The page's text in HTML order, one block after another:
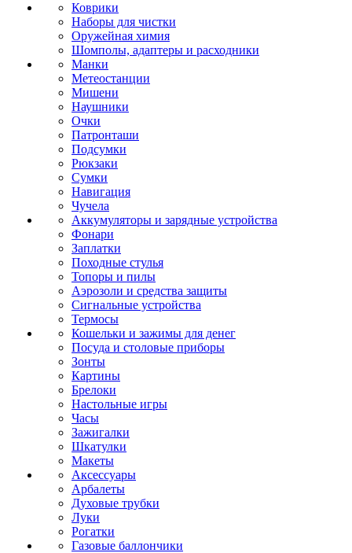
Коврики
Наборы для чистки
Оружейная химия
Шомполы, адаптеры и расходники
Манки
Метеостанции
Мишени
Наушники
Очки
Патронташи
Подсумки
Рюкзаки
Сумки
Навигация
Чучела
Аккумуляторы и зарядные устройства
Фонари
Заплатки
Походные стулья
Топоры и пилы
Аэрозоли и средства защиты
Сигнальные устройства
Термосы
Кошельки и зажимы для денег
Посуда и столовые приборы
Зонты
Картины
Брелоки
Настольные игры
Часы
Зажигалки
Шкатулки
Макеты
Аксессуары
Арбалеты
Духовые трубки
Луки
Рогатки
Газовые баллончики